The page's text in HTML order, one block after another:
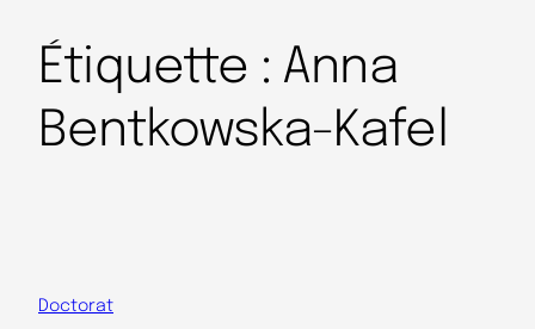
Étiquette : Anna
Bentkowska-Kafel
Doctorat